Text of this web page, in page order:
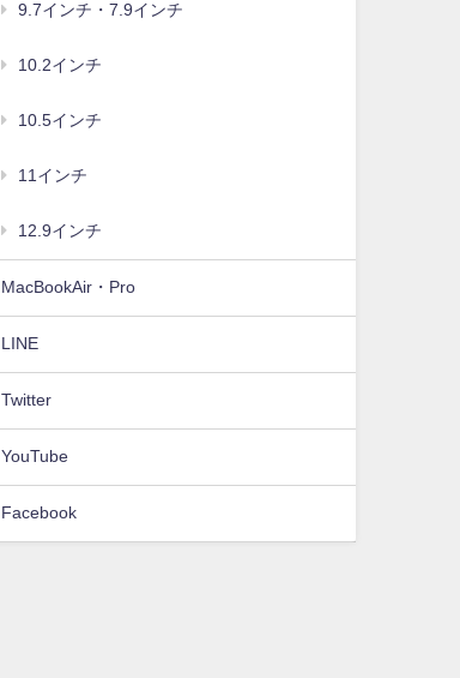
9.7インチ・7.9インチ
10.2インチ
10.5インチ
11インチ
12.9インチ
MacBookAir・Pro
LINE
Twitter
YouTube
Facebook